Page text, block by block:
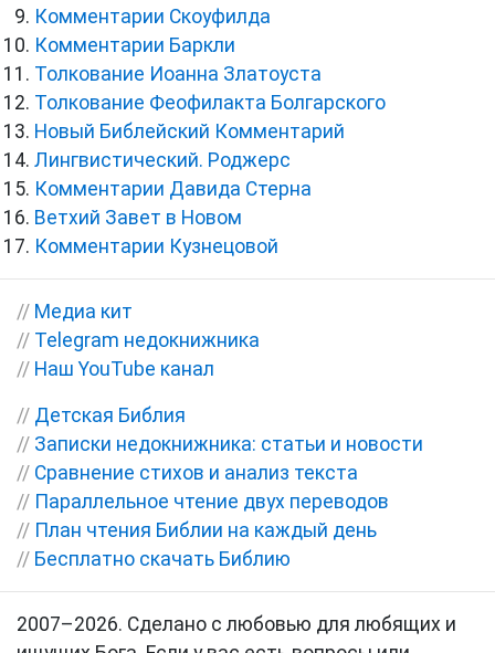
Комментарии Скоуфилда
Комментарии Баркли
Толкование Иоанна Златоуста
Толкование Феофилакта Болгарского
Новый Библейский Комментарий
Лингвистический. Роджерс
Комментарии Давида Стерна
Ветхий Завет в Новом
Комментарии Кузнецовой
// Медиа кит
// Telegram недокнижника
// Наш YouTube канал
// Детская Библия
// Записки недокнижника: статьи и новости
// Сравнение стихов и анализ текста
// Параллельное чтение двух переводов
// План чтения Библии на каждый день
// Бесплатно скачать Библию
2007–2026. Сделано с любовью для любящих и